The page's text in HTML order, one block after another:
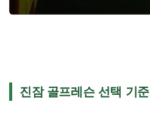
진잠 골프레슨 선택 기준